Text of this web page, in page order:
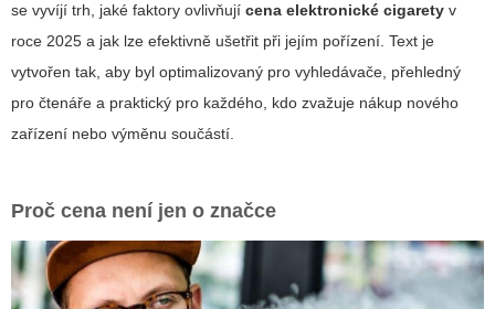
se vyvíjí trh, jaké faktory ovlivňují cena elektronické cigarety v
roce 2025 a jak lze efektivně ušetřit při jejím pořízení. Text je
vytvořen tak, aby byl optimalizovaný pro vyhledávače, přehledný
pro čtenáře a praktický pro každého, kdo zvažuje nákup nového
zařízení nebo výměnu součástí.
Proč cena není jen o značce